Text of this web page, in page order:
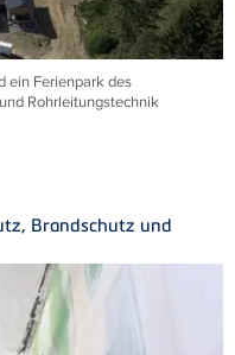
ein Ferienpark des
Rohrleitungstechnik
Brandschutz und